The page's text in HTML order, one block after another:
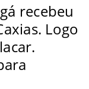
recebeu
Logo